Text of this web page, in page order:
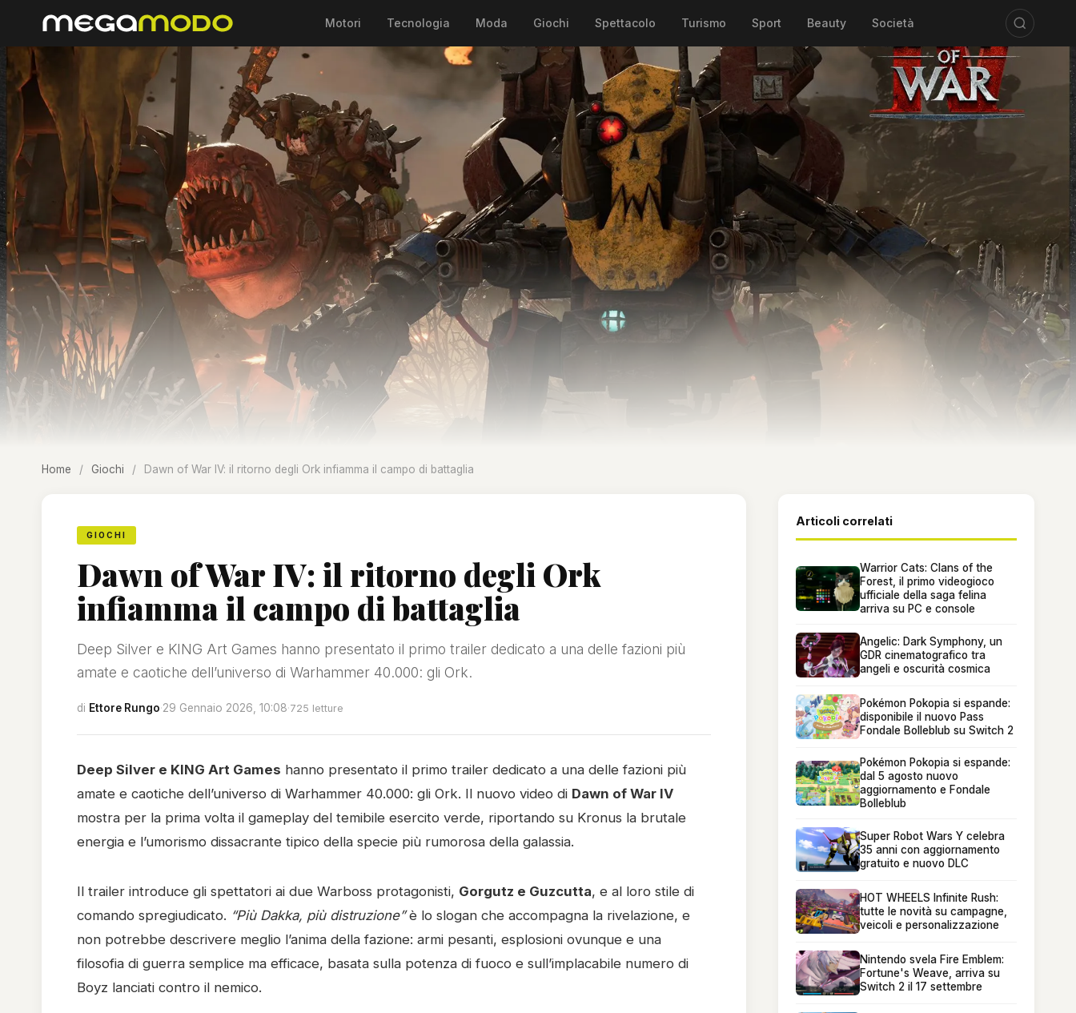
Motori Tecnologia Moda Giochi Spettacolo Turismo Sport Beauty Società
Home / Giochi / Dawn of War IV: il ritorno degli Ork infiamma il campo di battaglia
GIOCHI
Dawn of War IV: il ritorno degli Ork
infiamma il campo di battaglia
Deep Silver e KING Art Games hanno presentato il primo trailer dedicato a una delle fazioni più
amate e caotiche dell’universo di Warhammer 40.000: gli Ork.
di Ettore Rungo·29 Gennaio 2026, 10:08·725 letture
Deep Silver e KING Art Games hanno presentato il primo trailer dedicato a una delle fazioni più
amate e caotiche dell’universo di Warhammer 40.000: gli Ork. Il nuovo video di Dawn of War IV
mostra per la prima volta il gameplay del temibile esercito verde, riportando su Kronus la brutale
energia e l’umorismo dissacrante tipico della specie più rumorosa della galassia.
Il trailer introduce gli spettatori ai due Warboss protagonisti, Gorgutz e Guzcutta, e al loro stile di
comando spregiudicato. “Più Dakka, più distruzione”è lo slogan che accompagna la rivelazione, e
non potrebbe descrivere meglio l’anima della fazione: armi pesanti, esplosioni ovunque e una
filosofia di guerra semplice ma efficace, basata sulla potenza di fuoco e sull’implacabile numero di
Boyz lanciati contro il nemico.
Articoli correlati
Warrior Cats: Clans of the
Forest, il primo videogioco
ufficiale della saga felina
arriva su PC e console
Angelic: Dark Symphony, un
GDR cinematografico tra
angeli e oscurità cosmica
Pokémon Pokopia si espande:
disponibile il nuovo Pass
Fondale Bolleblub su Switch 2
Pokémon Pokopia si espande:
dal 5 agosto nuovo
aggiornamento e Fondale
Bolleblub
Super Robot Wars Y celebra
35 anni con aggiornamento
gratuito e nuovo DLC
HOT WHEELS Infinite Rush:
tutte le novità su campagne,
veicoli e personalizzazione
Nintendo svela Fire Emblem:
Fortune's Weave, arriva su
Switch 2 il 17 settembre